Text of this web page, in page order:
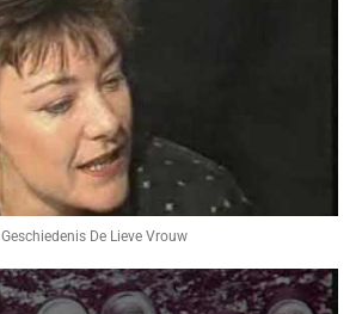
Geschiedenis De Lieve Vrouw